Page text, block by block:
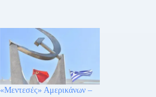
«Μεντεσές» Αμερικάνων –